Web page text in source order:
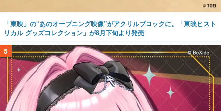
「東映」の“あのオープニング映像”がアクリルブロックに。「東映ヒスト
リカル グッズコレクション」が8月下旬より発売
5